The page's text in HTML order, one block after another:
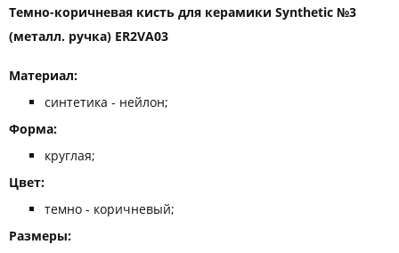
Темно-коричневая кисть для керамики Synthetic №3
(металл. ручка) ER2VA03
Материал:
синтетика - нейлон;
Форма:
круглая;
Цвет:
темно - коричневый;
Размеры: